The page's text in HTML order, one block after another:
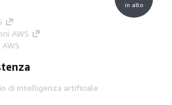
AWS
di intelligenza artificiale
in alto